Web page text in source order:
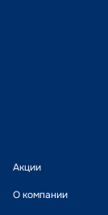
Акции
О компании